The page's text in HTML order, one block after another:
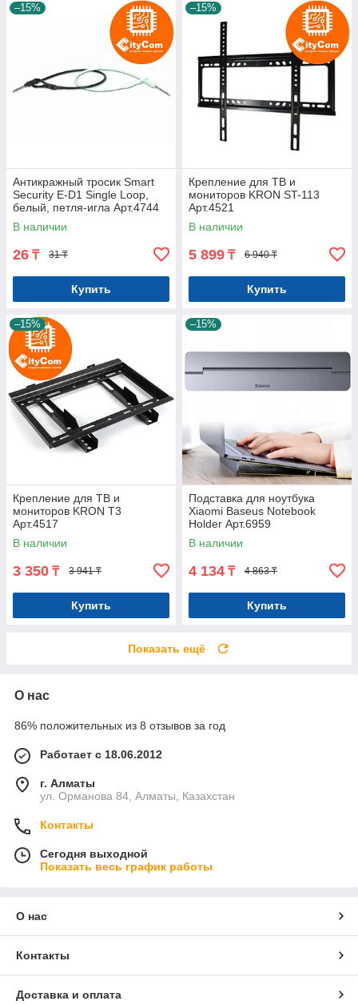
–15%
Антикражный тросик Smart
Security E-D1 Single Loop,
белый, петля-игла Арт.4744
В наличии
26 ₸ 31 ₸
Купить
–15%
Крепление для ТВ и
мониторов KRON ST-113
Арт.4521
В наличии
5 899 ₸ 6 940 ₸
Купить
–15%
Крепление для ТВ и
мониторов KRON T3
Арт.4517
В наличии
3 350 ₸ 3 941 ₸
Купить
–15%
Подставка для ноутбука
Xiaomi Baseus Notebook
Holder Арт.6959
В наличии
4 134 ₸ 4 863 ₸
Купить
Показать ещё
О нас
86% положительных из 8 отзывов за год
Работает с 18.06.2012
г. Алматы
ул. Орманова 84, Алматы, Казахстан
Контакты
Сегодня выходной
Показать весь график работы
О нас
Контакты
Доставка и оплата